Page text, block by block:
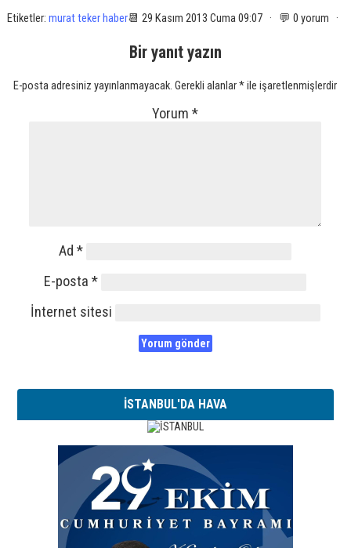
Etiketler: murat teker haber📆 29 Kasım 2013 Cuma 09:07 · 💬 0 yorum ·
Bir yanıt yazın
E-posta adresiniz yayınlanmayacak. Gerekli alanlar*ile işaretlenmişlerdir
Yorum*
Ad*
E-posta*
İnternet sitesi
İSTANBUL'DA HAVA